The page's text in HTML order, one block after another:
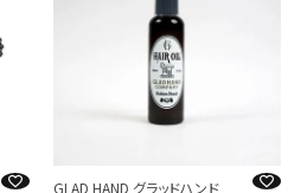
GLAD HAND グラッドハンド